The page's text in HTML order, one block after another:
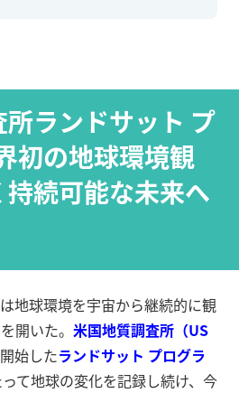
ランドサット プ
初の地球環境観
続可能な未来へ
地球環境を宇宙から継続的に観
開いた。 米国地質調査所（US
始したランドサット プログラ
て地球の変化を記録し続け、今